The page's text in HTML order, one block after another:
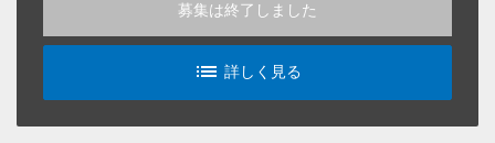
募集は終了しました
list_alt
詳しく見る